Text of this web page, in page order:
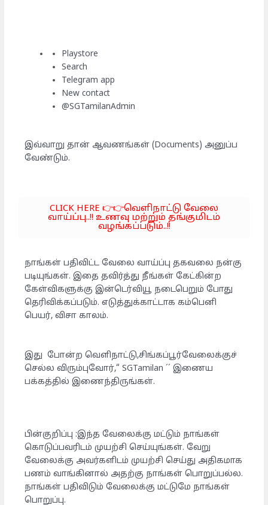
Playstore
Search
Telegram app
New contact
@SGTamilanAdmin
இவ்வாறு தான் ஆவணங்கள் (Documents) அனுப்ப
வேண்டும்.
CLICK HERE 👉👉வெளிநாட்டு வேலை
வாய்ப்பு..!! உணவு மற்றும் தங்குமிடம்
வழங்கப்படும்..!!
நாங்கள் பதிவிட்ட வேலை வாய்ப்பு தகவலை நன்கு
படியுங்கள். இதை தவிர்த்து நீங்கள் கேட்கின்ற
கேள்விகளுக்கு இன்டெர்வியூ நடைபெறும் போது
தெரிவிக்கப்படும். எடுத்துக்காட்டாக கம்பெனி
பெயர், விசா காலம்.
இது போன்ற வெளிநாட்டு,சிங்கப்பூர்வேலைக்குச்
செல்ல விரும்புவோர்,“ SGTamilan ´´ இணைய
பக்கத்தில் இணைந்திருங்கள்.
பின்குறிப்பு :இந்த வேலைக்கு மட்டும் நாங்கள்
கொடுப்பவரிடம் முயற்சி செய்யுங்கள். வேறு
வேலைக்கு அவர்களிடம் முயற்சி செய்து அதிகமாக
பணம் வாங்கினால் அதற்கு நாங்கள் பொறுப்பல்ல.
நாங்கள் பதிவிடும் வேலைக்கு மட்டுமே நாங்கள்
பொறுப்பு.